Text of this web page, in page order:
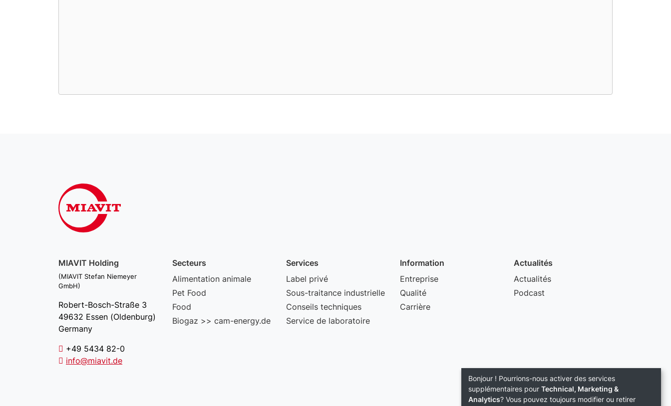
MIAVIT Holding
(MIAVIT Stefan Niemeyer
GmbH)
Robert-Bosch-Straße 3
49632 Essen (Oldenburg)
Germany
+49 5434 82-0
info@miavit.de
Secteurs
Alimentation animale
Pet Food
Food
Biogaz >> cam-energy.de
Services
Label privé
Sous-traitance industrielle
Conseils techniques
Service de laboratoire
Information
Entreprise
Qualité
Carrière
Actualités
Actualités
Podcast
Bonjour ! Pourrions-nous activer des services
supplémentaires pour Technical, Marketing &
Analytics? Vous pouvez toujours modifier ou retirer